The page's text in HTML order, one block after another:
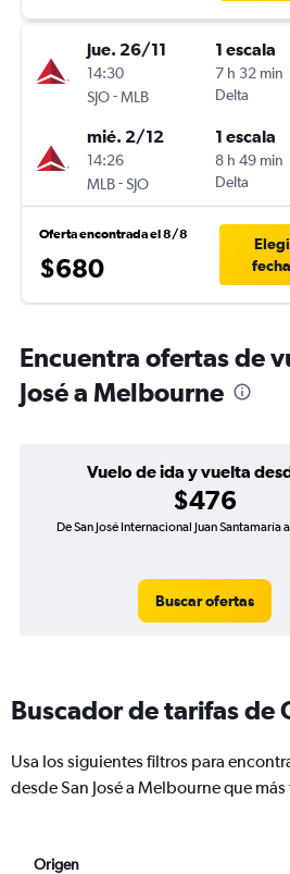
jue. 26/11
14:30
SJO-MLB
1 escala
7 h 32 min
Delta
mié. 2/12
14:26
MLB-SJO
1 escala
8 h 49 min
Delta
Oferta encontrada el 8/8
$680
Encuentra ofertas de
José a Melbourne
Vuelo de ida y vuelta
$476
De San José Internacional Juan Santamaría
Buscar ofertas
Buscador de tarifas de
Usa los siguientes filtros para
desde San José a Melbourne que
Origen